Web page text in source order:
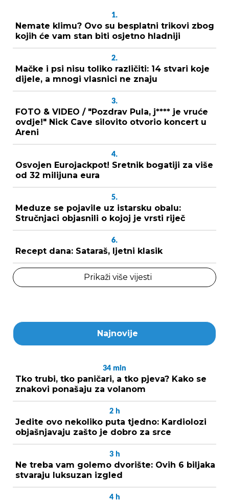
1.
Nemate klimu? Ovo su besplatni trikovi zbog
kojih će vam stan biti osjetno hladniji
2.
Mačke i psi nisu toliko različiti: 14 stvari koje
dijele, a mnogi vlasnici ne znaju
3.
FOTO & VIDEO / "Pozdrav Pula, j**** je vruće
ovdje!" Nick Cave silovito otvorio koncert u
Areni
4.
Osvojen Eurojackpot! Sretnik bogatiji za više
od 32 milijuna eura
5.
Meduze se pojavile uz istarsku obalu:
Stručnjaci objasnili o kojoj je vrsti riječ
6.
Recept dana: Sataraš, ljetni klasik
Prikaži više vijesti
Najnovije
34 min
Tko trubi, tko paničari, a tko pjeva? Kako se
znakovi ponašaju za volanom
2 h
Jedite ovo nekoliko puta tjedno: Kardiolozi
objašnjavaju zašto je dobro za srce
3 h
Ne treba vam golemo dvorište: Ovih 6 biljaka
stvaraju luksuzan izgled
4 h